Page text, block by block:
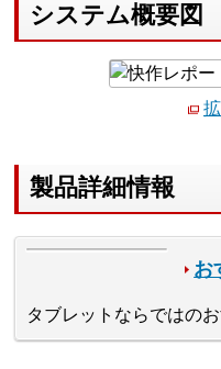
システム概要図
製品詳細情報
お
タブレットならではの